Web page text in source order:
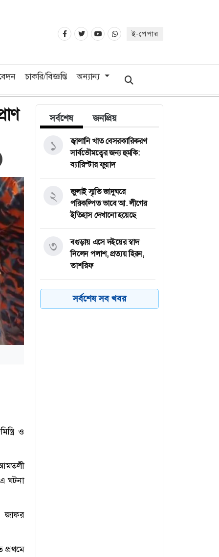
ই-পেপার
চাকরি/বিজ্ঞপ্তি অন্যান্য
ও
ঘটনা
জাফর
প্রথমে
সর্বশেষ জনপ্রিয়
জ্বালানি খাত বেসরকারিকরণ
সার্বভৌমত্বের জন্য হুমকি:
ব্যারিস্টার ফুয়াদ
১
জুলাই স্মৃতি জাদুঘরে
পরিকল্পিত ভাবে আ. লীগের
ইতিহাস দেখানো হয়েছে
২
বগুড়ায় এসে দইয়ের স্বাদ
নিলেন পলাশ, প্রত্যয় হিরন,
তাশরিফ
৩
জাদুঘরে রাখা লাল ফোনে
হাসিনার নির্দেশনা শুনে হতবাক
সর্বশেষ সব খবর